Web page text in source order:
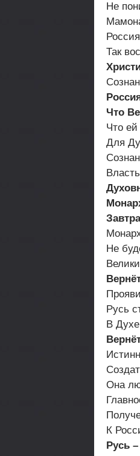
Не
Так
Что
Что ей
Для
Не
Русь
В Духе
Она
К
Русь